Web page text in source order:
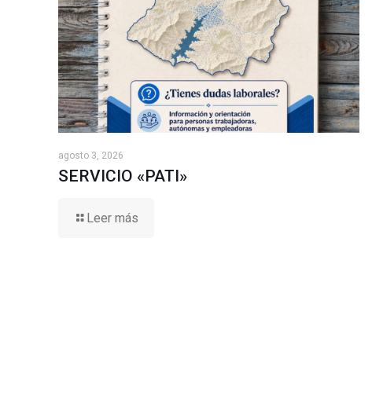
agosto 3, 2026
SERVICIO «PATI»
Leer más